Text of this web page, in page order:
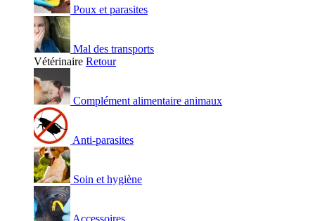
Poux et parasites
Mal des transports
Vétérinaire Retour
Complément alimentaire animaux
Anti-parasites
Soin et hygiène
Accessoires